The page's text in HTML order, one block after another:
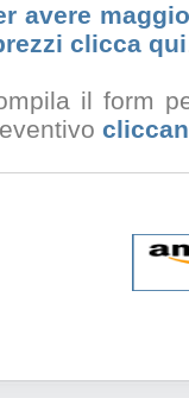
avere
clicca qui
il form